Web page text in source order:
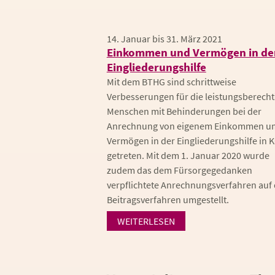
14. Januar bis 31. März 2021
Einkommen und Vermögen in
Eingliederungshilfe
Mit dem BTHG sind schrittweise
Verbesserungen für die
Menschen mit Behinderungen bei der
Anrechnung von eigenem Einkommen
Vermögen in der Eingliederungshilfe in
getreten. Mit dem 1. Januar 2020 wurde
zudem das dem Fürsorgegedanken
verpflichtete Anrechnungsverfahren auf
Beitragsverfahren umgestellt.
WEITERLESEN